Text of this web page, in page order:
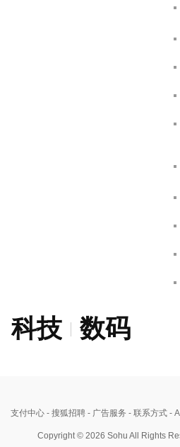
科技 数码
支付中心 - 搜狐招聘 - 广告服务 - 联系方式 -
Copyright © 2026 Sohu All Rights